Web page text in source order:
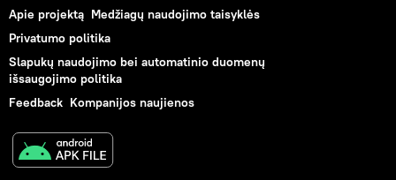
Apie projektą Medžiagų naudojimo taisyklės
Privatumo politika
Slapukų naudojimo bei automatinio duomenų
išsaugojimo politika
Feedback Kompanijos naujienos